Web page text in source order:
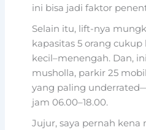
ini bisa jadi faktor
Selain itu, lift-nya
kapasitas 5 orang
kecil–menengah. Dan,
musholla, parkir 25
yang paling
jam 06.00–18.00.
Jujur, saya pernah kena